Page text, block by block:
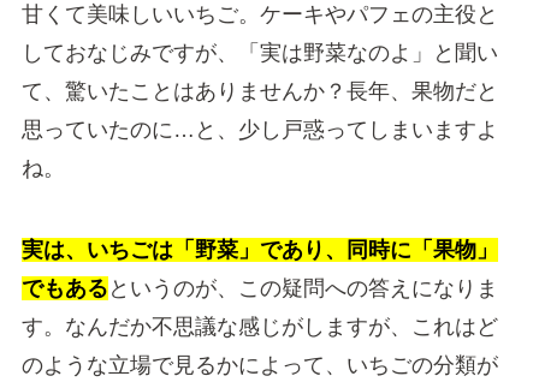
甘くて美味しいいちご。ケーキやパフェの主役と
しておなじみですが、「実は野菜なのよ」と聞い
て、驚いたことはありませんか？長年、果物だと
思っていたのに…と、少し戸惑ってしまいますよ
ね。
実は、いちごは「野菜」であり、同時に「果物」
でもある というのが、この疑問への答えになりま
す。なんだか不思議な感じがしますが、これはど
のような立場で見るかによって、いちごの分類が